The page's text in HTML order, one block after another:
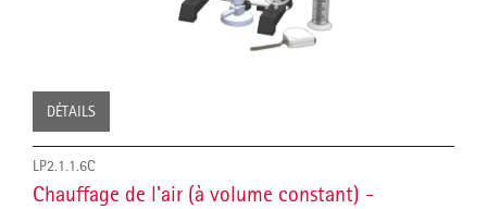
DÉTAILS
LP2.1.1.6C
Chauffage de l'air (à volume constant) -